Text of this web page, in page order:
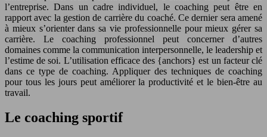
l’entreprise. Dans un cadre individuel, le coaching peut être en
rapport avec la gestion de carrière du coaché. Ce dernier sera amené
à mieux s’orienter dans sa vie professionnelle pour mieux gérer sa
carrière. Le coaching professionnel peut concerner d’autres
domaines comme la communication interpersonnelle, le leadership et
l’estime de soi. L’utilisation efficace des {anchors} est un facteur clé
dans ce type de coaching. Appliquer des techniques de coaching
pour tous les jours peut améliorer la productivité et le bien-être au
travail.
Le coaching sportif